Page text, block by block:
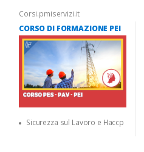
Corsi.pmiservizi.it
CORSO DI FORMAZIONE PEI
Sicurezza sul Lavoro e Haccp